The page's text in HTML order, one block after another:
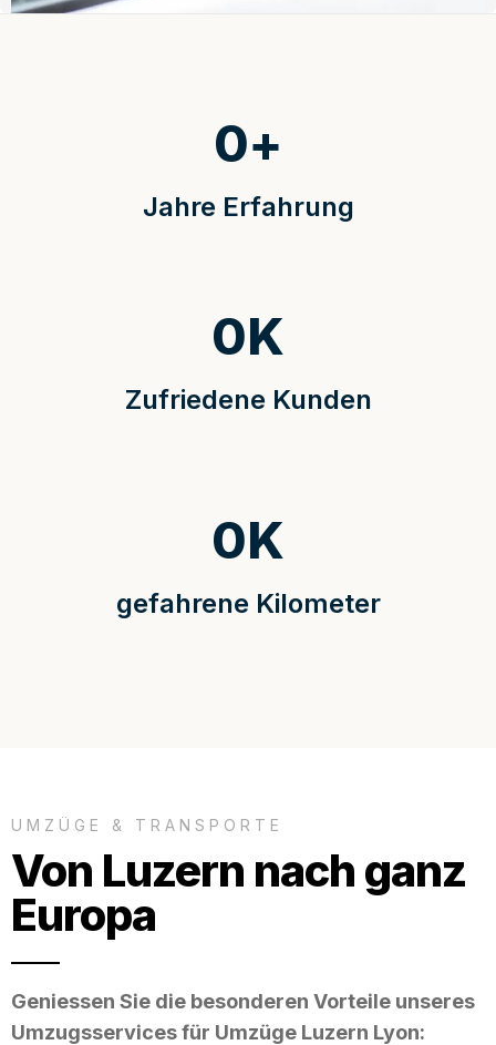
Jahre Erfahrung
0+
Zufriedene Kunden
0K
gefahrene Kilometer
0K
UMZÜGE & TRANSPORTE
Von Luzern nach ganz
Europa
Geniessen Sie die besonderen Vorteile unseres
Umzugsservices für Umzüge Luzern Lyon: